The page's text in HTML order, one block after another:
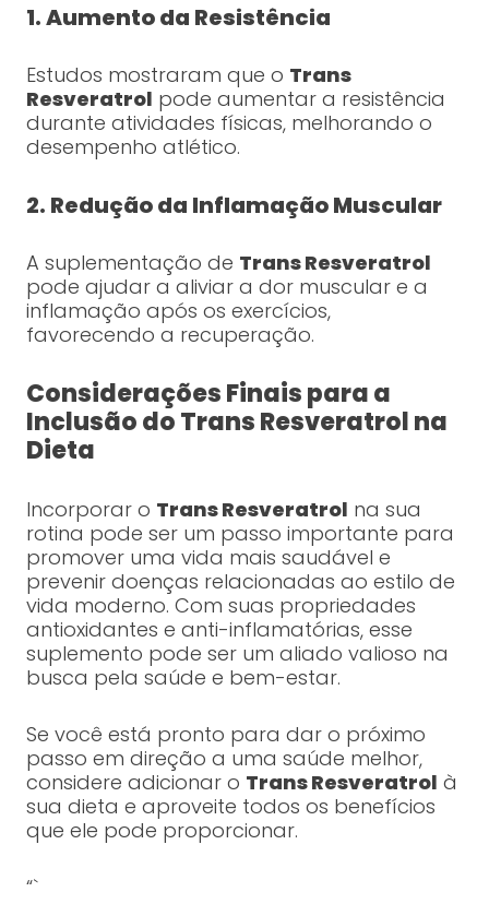
1. Aumento da Resistência
Estudos mostraram que o Trans
Resveratrol pode aumentar a resistência
durante atividades físicas, melhorando o
desempenho atlético.
2. Redução da Inflamação Muscular
A suplementação de Trans Resveratrol
pode ajudar a aliviar a dor muscular e a
inflamação após os exercícios,
favorecendo a recuperação.
Considerações Finais para a
Inclusão do Trans Resveratrol na
Dieta
Incorporar o Trans Resveratrol na sua
rotina pode ser um passo importante para
promover uma vida mais saudável e
prevenir doenças relacionadas ao estilo de
vida moderno. Com suas propriedades
antioxidantes e anti-inflamatórias, esse
suplemento pode ser um aliado valioso na
busca pela saúde e bem-estar.
Se você está pronto para dar o próximo
passo em direção a uma saúde melhor,
considere adicionar o Trans Resveratrol à
sua dieta e aproveite todos os benefícios
que ele pode proporcionar.
“`